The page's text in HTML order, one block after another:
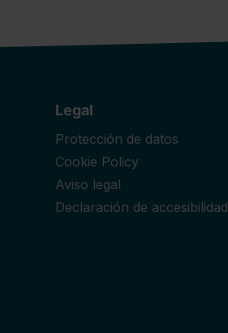
Legal
Protección de datos
Cookie Policy
Aviso legal
Declaración de accesibilidad